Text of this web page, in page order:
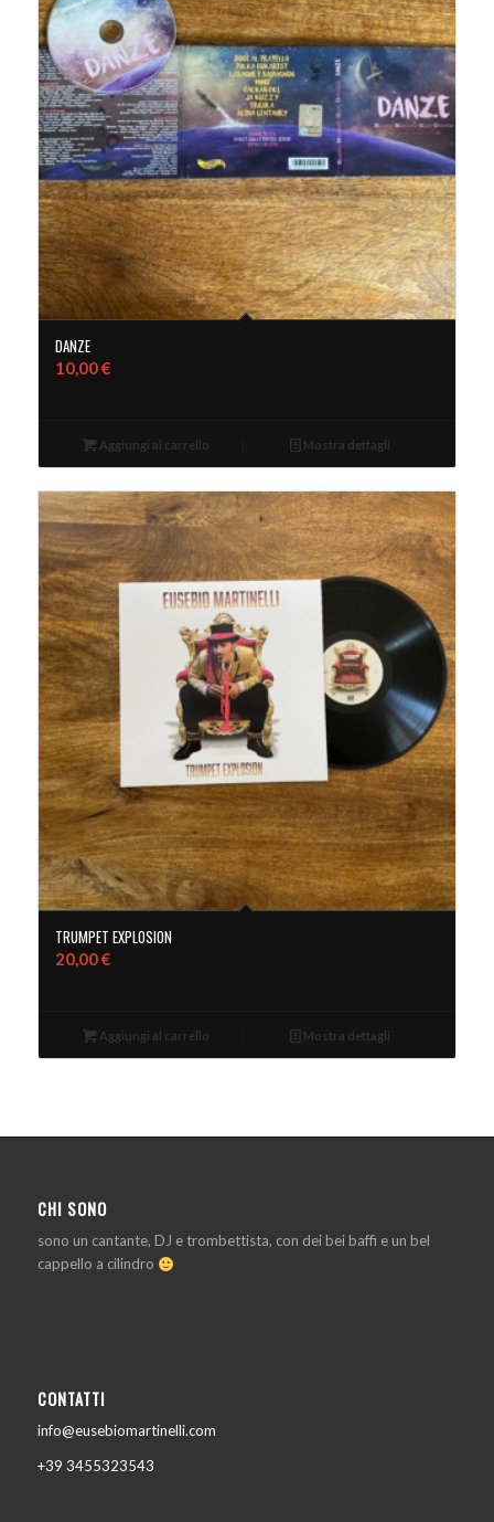
DANZE
10,00€
Aggiungi al carrello Mostra dettagli
TRUMPET EXPLOSION
20,00€
Aggiungi al carrello Mostra dettagli
CHI SONO
sono un cantante, DJ e trombettista, con dei bei baffi e un bel
cappello a cilindro
CONTATTI
info@eusebiomartinelli.com
+39 3455323543